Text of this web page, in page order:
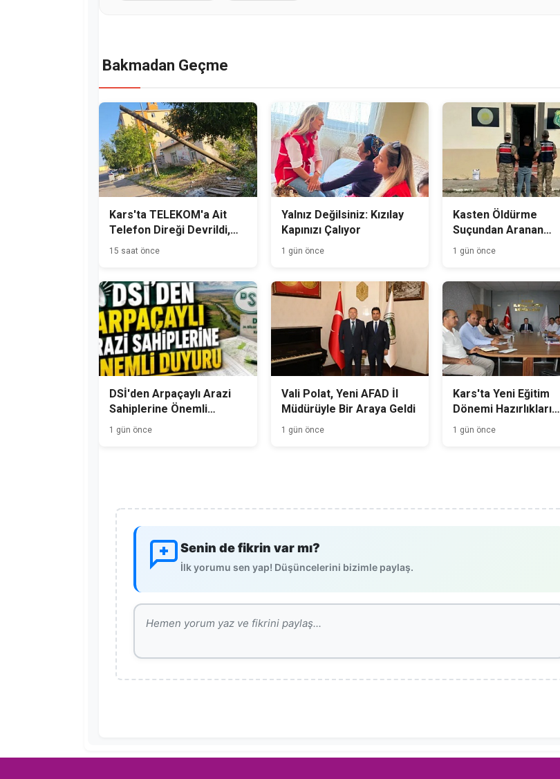
Bakmadan Geçme
Kars'ta TELEKOM'a Ait
Telefon Direği Devrildi,
Mahalle Sakinleri Önlem
15 saat önce
Yalnız Değilsiniz: Kızılay
Kapınızı Çalıyor
1 gün önce
Kasten Öldürme
Suçundan Aranan
Hükümlü Kağızman'da
Yakalandı
1 gün önce
DSİ'den Arpaçaylı Arazi
Sahiplerine Önemli
Duyuru
1 gün önce
Vali Polat, Yeni AFAD İl
Müdürüyle Bir Araya Geldi
1 gün önce
Kars'ta Yeni Eğitim
Dönemi Hazırlıkları
Başladı
1 gün önce
Senin de fikrin var mı?
İlk yorumu sen yap! Düşüncelerini bizimle paylaş.